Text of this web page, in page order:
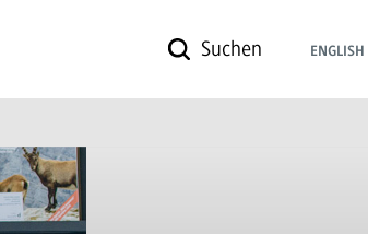
Suchen ENGLISH